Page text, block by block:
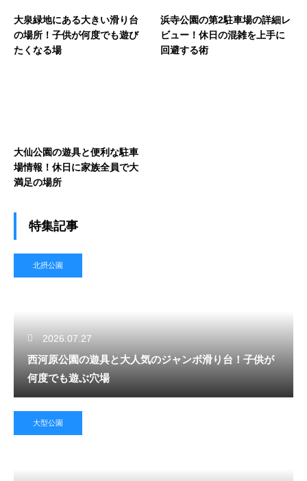
大泉緑地にある大きい滑り台
の場所！子供が何度でも遊び
たくなる場
浜寺公園の第2駐車場の詳細レ
ビュー！休日の混雑を上手に
回避する術
大仙公園の遊具と便利な駐車
場情報！休日に家族全員で大
満足の場所
特集記事
北摂公園
2026.07.27
西河原公園の遊具と大人気のジャンボ滑り台！子供が
何度でも遊ぶ穴場
大型公園